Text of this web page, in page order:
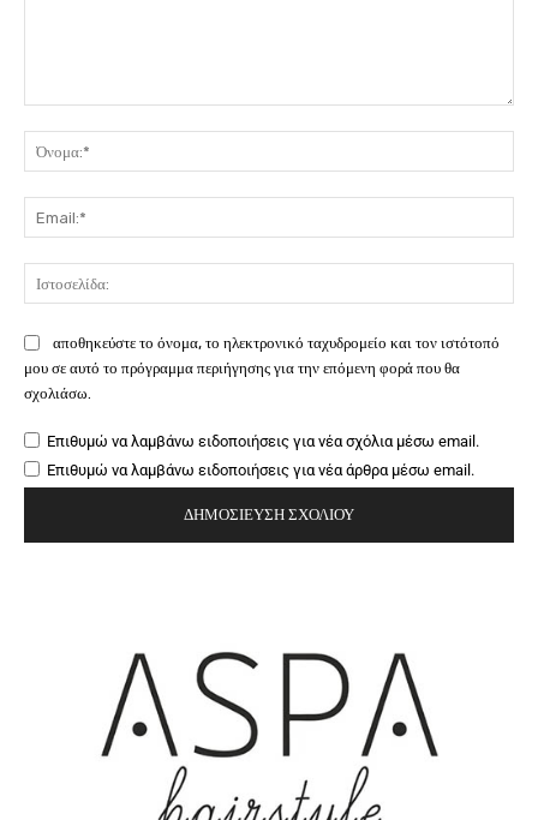
αποθηκεύστε το όνομα, το ηλεκτρονικό ταχυδρομείο και τον ιστότοπό
μου σε αυτό το πρόγραμμα περιήγησης για την επόμενη φορά που θα
σχολιάσω.
Επιθυμώ να λαμβάνω ειδοποιήσεις για νέα σχόλια μέσω email.
Επιθυμώ να λαμβάνω ειδοποιήσεις για νέα άρθρα μέσω email.